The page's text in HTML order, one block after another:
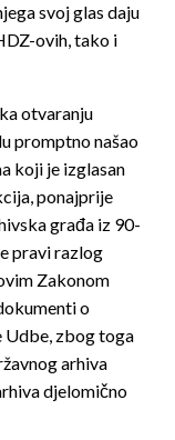
svoj glas daju
ovih, tako i
otvaranju
promptno našao
koji je izglasan
ponajprije
građa iz 90-
pravi razlog
Zakonom
o
Udbe, zbog toga
arhiva
djelomično